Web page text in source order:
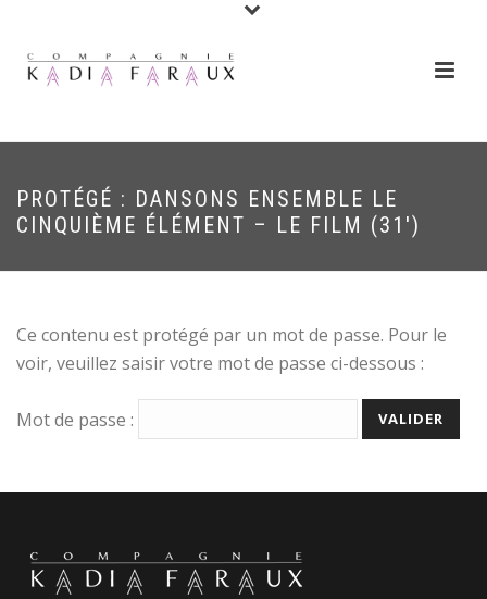
PROTÉGÉ : DANSONS ENSEMBLE LE
CINQUIÈME ÉLÉMENT – LE FILM (31′)
Ce contenu est protégé par un mot de passe. Pour le
voir, veuillez saisir votre mot de passe ci-dessous :
Mot de passe :